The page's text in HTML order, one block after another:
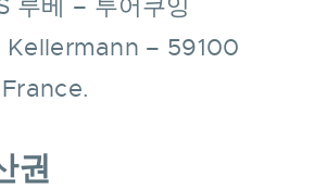
Kellermann – 59100
권